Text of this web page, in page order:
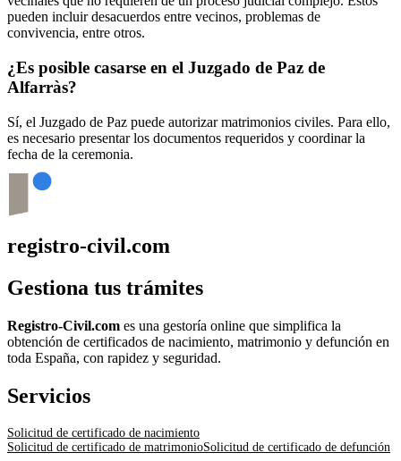
pueden incluir desacuerdos entre vecinos, problemas de
convivencia, entre otros.
¿Es posible casarse en el Juzgado de Paz de
Alfarràs?
Sí, el Juzgado de Paz puede autorizar matrimonios civiles. Para ello,
es necesario presentar los documentos requeridos y coordinar la
fecha de la ceremonia.
registro-civil.com
Gestiona tus trámites
Registro-Civil.com es una gestoría online que simplifica la
obtención de certificados de nacimiento, matrimonio y defunción en
toda España, con rapidez y seguridad.
Servicios
Solicitud de certificado de nacimiento
Solicitud de certificado de matrimonioSolicitud de certificado de defunción